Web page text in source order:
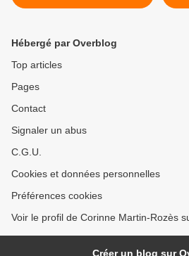
Anagama
Hébergé par Overblog
Top articles
Pages
Contact
Signaler un abus
C.G.U.
Cookies et données personnelles
Préférences cookies
Voir le profil de Corinne Martin-Rozès
Créer un blog sur